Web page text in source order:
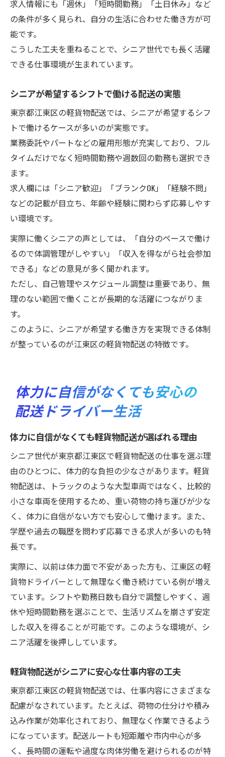
求人情報にも「週休」「短時間勤務」「土日休み」など
の条件が多く見られ、自分の生活に合わせた働き方が可
能です。
こうした工夫を重ねることで、シニア世代でも長く活躍
できる仕事環境が生まれています。
シニアが希望するシフトで働ける配送の実態
東京都江東区の軽貨物配送では、シニアが希望するシフ
トで働けるケースが多いのが実態です。
業務委託やパートなどの雇用形態が充実しており、フル
タイムだけでなく短時間勤務や週数回の勤務も選択でき
ます。
求人欄には「シニア歓迎」「ブランクOK」「経験不問」
などの記載が目立ち、年齢や経験に関わらず応募しやす
い環境です。
実際に働くシニアの声としては、「自分のペースで働け
るので体調管理がしやすい」「収入を得ながら社会参加
できる」などの意見が多く聞かれます。
ただし、自己管理やスケジュール調整は重要であり、無
理のない範囲で働くことが長期的な活躍につながりま
す。
このように、シニアが希望する働き方を実現できる体制
が整っているのが江東区の軽貨物配送の特徴です。
体力に自信がなくても安心の
配送ドライバー生活
体力に自信がなくても軽貨物配送が選ばれる理由
シニア世代が東京都江東区で軽貨物配送の仕事を選ぶ理
由のひとつに、体力的な負担の少なさがあります。軽貨
物配送は、トラックのような大型車両ではなく、比較的
小さな車両を使用するため、重い荷物の持ち運びが少な
く、体力に自信がない方でも安心して働けます。また、
学歴や過去の職歴を問わず応募できる求人が多いのも特
長です。
実際に、以前は体力面で不安があった方も、江東区の軽
貨物ドライバーとして無理なく働き続けている例が増え
ています。シフトや勤務日数も自分で調整しやすく、週
休や短時間勤務を選ぶことで、生活リズムを崩さず安定
した収入を得ることが可能です。このような環境が、シ
ニア活躍を後押ししています。
軽貨物配送がシニアに安心な仕事内容の工夫
東京都江東区の軽貨物配送では、仕事内容にさまざまな
配慮がなされています。たとえば、荷物の仕分けや積み
込み作業が効率化されており、無理なく作業できるよう
になっています。配送ルートも短距離や市内中心が多
く、長時間の運転や過度な肉体労働を避けられるのが特